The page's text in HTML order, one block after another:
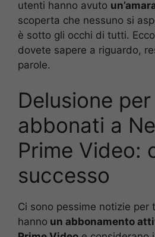
utenti hanno avuto
scoperta che nessuno si
è sotto gli occhi di tutti.
dovete sapere a riguardo,
parole.
Delusione
abbonati a
Prime Video:
successo
Ci sono pessime notizie per
hanno un abbonamento